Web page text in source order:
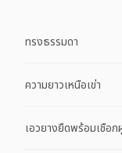
ทรงธรรมดา
ความยาวเหนือเข่า
เอวยางยืดพร้อมเชือก